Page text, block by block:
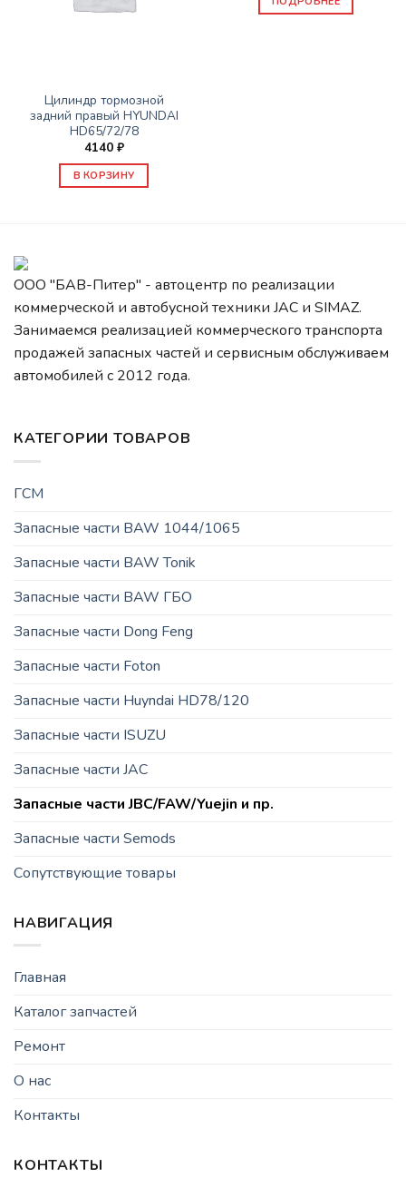
Цилиндр тормозной
задний правый HYUNDAI
HD65/72/78
4140 ₽
В КОРЗИНУ
ООО "БАВ-Питер" - автоцентр по реализации
коммерческой и автобусной техники JAC и SIMAZ.
Занимаемся реализацией коммерческого транспорта
продажей запасных частей и сервисным обслуживаем
автомобилей c 2012 года.
КАТЕГОРИИ ТОВАРОВ
ГСМ
Запасные части BAW 1044/1065
Запасные части BAW Tonik
Запасные части BAW ГБО
Запасные части Dong Feng
Запасные части Foton
Запасные части Huyndai HD78/120
Запасные части ISUZU
Запасные части JAC
Запасные части JBC/FAW/Yuejin и пр.
Запасные части Semods
Сопутствующие товары
НАВИГАЦИЯ
Главная
Каталог запчастей
Ремонт
О нас
Контакты
КОНТАКТЫ